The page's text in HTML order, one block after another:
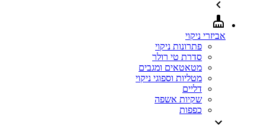
אביזרי ניקוי
פתרונות ניקוי
סדרת טי רולר
מטאטאים ומגבים
מטליות וספוגי ניקוי
דליים
שקיות אשפה
כפפות